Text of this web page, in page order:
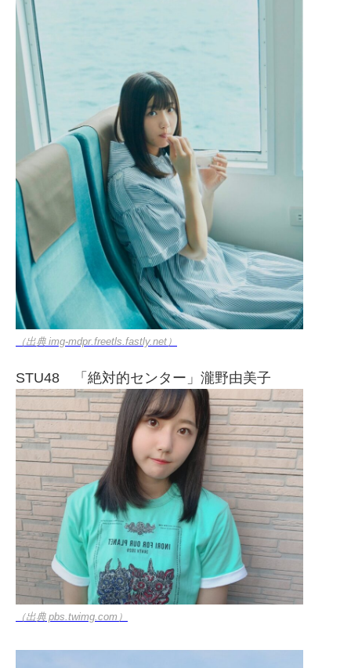
（出典 img-mdpr.freetls.fastly.net）
STU48 「絶対的センター」瀧野由美子
（出典 pbs.twimg.com）